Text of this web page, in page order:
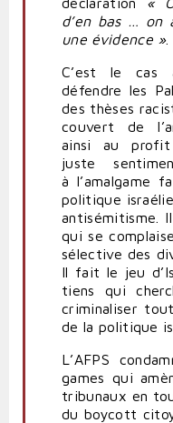
d’en bas … on
une évidence ».
C’est le cas
défendre les
des thèses
couvert de
ainsi au
juste
à l’amalgame
poli­tique
anti­sé­mi­tisme.
qui se
sélective des
Il fait le jeu
tiens qui
cri­mi­na­liser
de la poli­tique
L’AFPS
games qui
tri­bunaux en
du boycott